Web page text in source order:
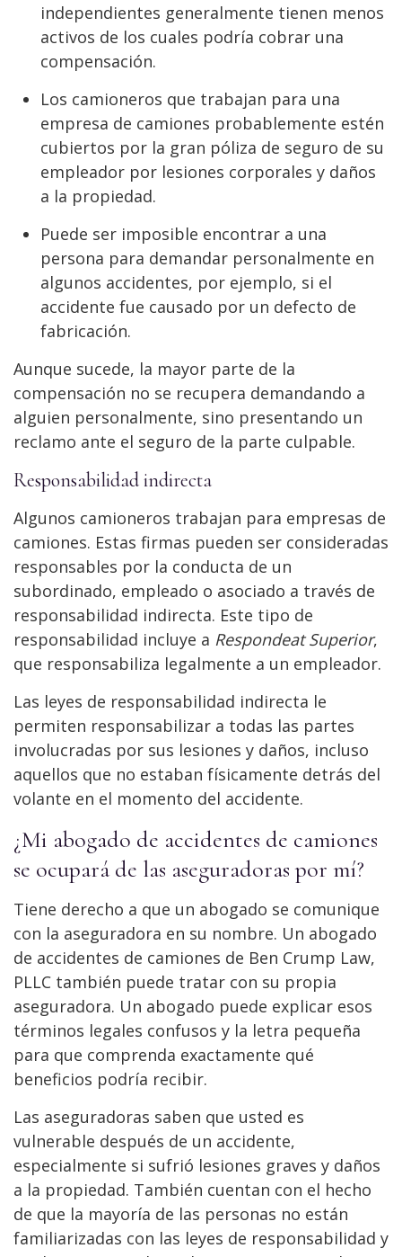
independientes generalmente tienen menos
activos de los cuales podría cobrar una
compensación.
Los camioneros que trabajan para una
empresa de camiones probablemente estén
cubiertos por la gran póliza de seguro de su
empleador por lesiones corporales y daños
a la propiedad.
Puede ser imposible encontrar a una
persona para demandar personalmente en
algunos accidentes, por ejemplo, si el
accidente fue causado por un defecto de
fabricación.
Aunque sucede, la mayor parte de la
compensación no se recupera demandando a
alguien personalmente, sino presentando un
reclamo ante el seguro de la parte culpable.
Responsabilidad indirecta
Algunos camioneros trabajan para empresas de
camiones. Estas firmas pueden ser consideradas
responsables por la conducta de un
subordinado, empleado o asociado a través de
responsabilidad indirecta. Este tipo de
responsabilidad incluye a Respondeat Superior,
que responsabiliza legalmente a un empleador.
Las leyes de responsabilidad indirecta le
permiten responsabilizar a todas las partes
involucradas por sus lesiones y daños, incluso
aquellos que no estaban físicamente detrás del
volante en el momento del accidente.
¿Mi abogado de accidentes de camiones
se ocupará de las aseguradoras por mí?
Tiene derecho a que un abogado se comunique
con la aseguradora en su nombre. Un abogado
de accidentes de camiones de Ben Crump Law,
PLLC también puede tratar con su propia
aseguradora. Un abogado puede explicar esos
términos legales confusos y la letra pequeña
para que comprenda exactamente qué
beneficios podría recibir.
Las aseguradoras saben que usted es
vulnerable después de un accidente,
especialmente si sufrió lesiones graves y daños
a la propiedad. También cuentan con el hecho
de que la mayoría de las personas no están
familiarizadas con las leyes de responsabilidad y